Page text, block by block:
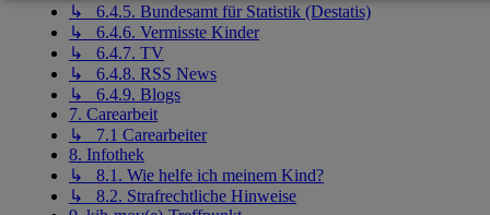
↳ 6.4.5. Bundesamt für Statistik (Destatis)
↳ 6.4.6. Vermisste Kinder
↳ 6.4.7. TV
↳ 6.4.8. RSS News
↳ 6.4.9. Blogs
7. Carearbeit
↳ 7.1 Carearbeiter
8. Infothek
↳ 8.1. Wie helfe ich meinem Kind?
↳ 8.2. Strafrechtliche Hinweise